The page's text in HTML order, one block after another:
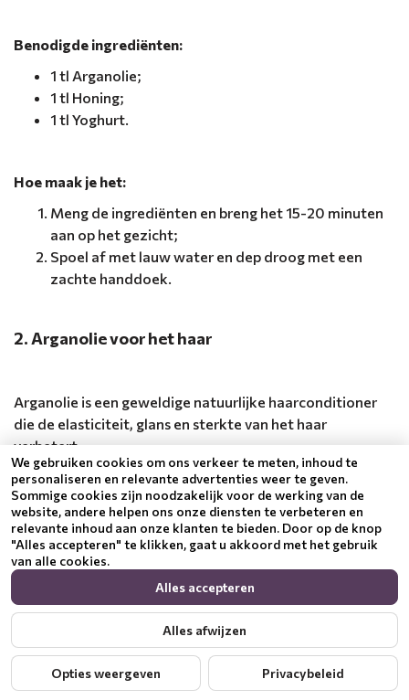
Benodigde ingrediënten:
1 tl Arganolie;
1 tl Honing;
1 tl Yoghurt.
Hoe maak je het:
Meng de ingrediënten en breng het 15-20 minuten
aan op het gezicht;
Spoel af met lauw water en dep droog met een
zachte handdoek.
2. Arganolie voor het haar
Arganolie is een geweldige natuurlijke haarconditioner
die de elasticiteit, glans en sterkte van het haar
verbetert.
Thermische bescherming voor het stylen:
Breng 1-2 druppels Arganolie aan op vochtig haar
voordat u een föhn, stijltang of krultang gebruikt;
Dit beschermt uw haar tegen hitteschade en maakt
het zachter en gladder.
Hoe maak je zelf een diepherstellend haarmasker?
We gebruiken cookies om ons verkeer te meten, inhoud te
personaliseren en relevante advertenties weer te geven.
Sommige cookies zijn noodzakelijk voor de werking van de
website, andere helpen ons onze diensten te verbeteren en
relevante inhoud aan onze klanten te bieden. Door op de knop
"Alles accepteren" te klikken, gaat u akkoord met het gebruik
van alle cookies.
Alles accepteren
Alles afwijzen
Opties weergeven Privacybeleid